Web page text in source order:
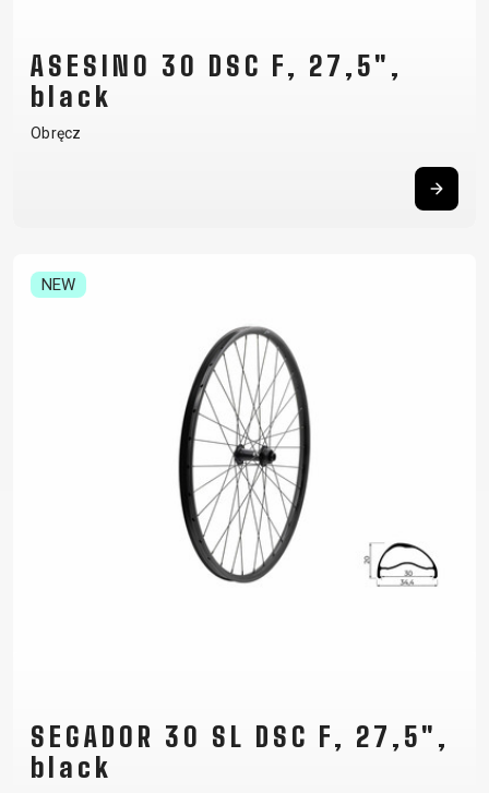
ASESINO 30 DSC F, 27,5",
black
Obręcz
NEW
SEGADOR 30 SL DSC F, 27,5",
black